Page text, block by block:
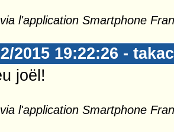
l'application Smartphone
2015 19:22:26 -
joël!
l'application Smartphone